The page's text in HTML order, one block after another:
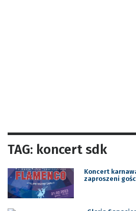
TAG: koncert sdk
Koncert
zaproszeni